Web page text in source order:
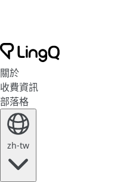
關於
收費資訊
部落格
zh-tw